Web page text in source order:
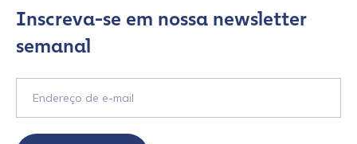
Inscreva-se em nossa newsletter
semanal